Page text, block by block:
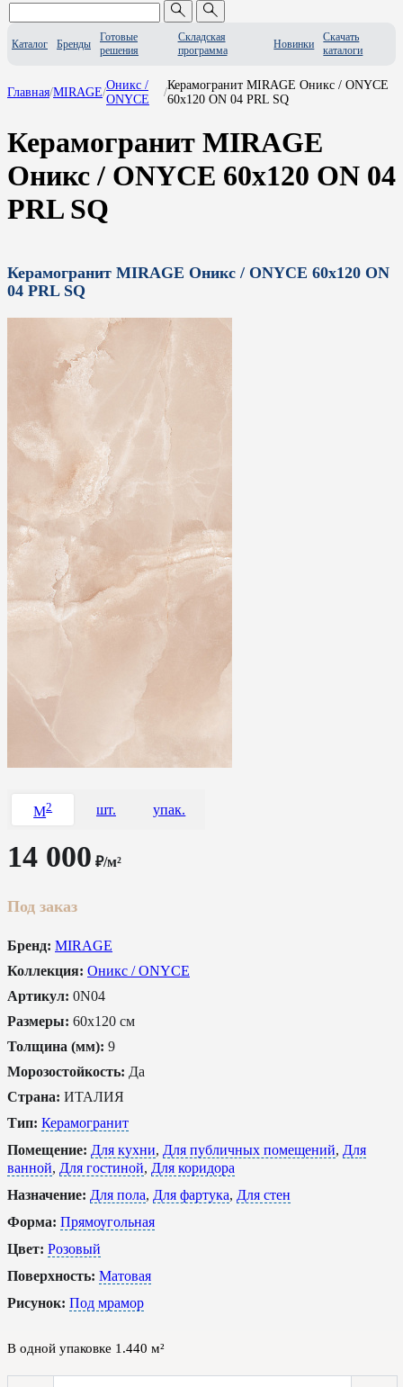
Каталог Бренды
Готовые
решения
Складская
программа
Новинки
Скачать
каталоги
Главная/MIRAGE/
Оникс /
ONYCE
/
Керамогранит MIRAGE Оникс / ONYCE
60x120 ON 04 PRL SQ
Керамогранит MIRAGE
Оникс / ONYCE 60x120 ON 04
PRL SQ
Керамогранит MIRAGE Оникс / ONYCE 60x120 ON
04 PRL SQ
M2 шт. упак.
14 000 ₽/м²
Под заказ
Бренд: MIRAGE
Коллекция: Оникс / ONYCE
Артикул: 0N04
Размеры: 60x120 см
Толщина (мм): 9
Морозостойкость: Да
Страна: ИТАЛИЯ
Тип: Керамогранит
Помещение: Для кухни, Для публичных помещений, Для
ванной, Для гостиной, Для коридора
Назначение: Для пола, Для фартука, Для стен
Форма: Прямоугольная
Цвет: Розовый
Поверхность: Матовая
Рисунок: Под мрамор
В одной упаковке 1.440 м²